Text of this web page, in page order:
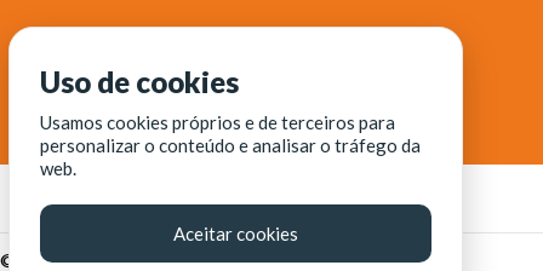
© Fortaleza Digital || CITINOVA - Fundação de Ciência,
Uso de cookies
Usamos cookies próprios e de terceiros para
personalizar o conteúdo e analisar o tráfego da
web.
Aceitar cookies